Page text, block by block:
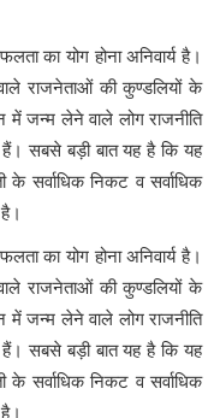
का योग होना अनिवार्य है।
राजनेताओं की कुण्डलियों के
जन्म लेने वाले लोग राजनीति
सबसे बड़ी बात यह है कि यह
के सर्वाधिक निकट व सर्वाधिक
का योग होना अनिवार्य है।
राजनेताओं की कुण्डलियों के
जन्म लेने वाले लोग राजनीति
सबसे बड़ी बात यह है कि यह
के सर्वाधिक निकट व सर्वाधिक